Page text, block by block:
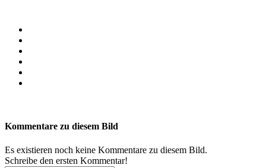
Kommentare zu diesem Bild
Es existieren noch keine Kommentare zu diesem Bild.
Schreibe den ersten Kommentar!